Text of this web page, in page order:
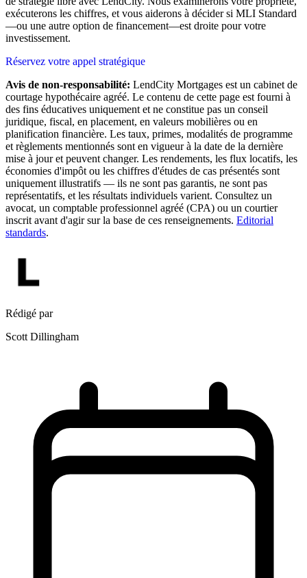
exécuterons les chiffres, et vous aiderons à décider si MLI Standard
—ou une autre option de financement—est droite pour votre
investissement.
Réservez votre appel stratégique
Avis de non-responsabilité: LendCity Mortgages est un cabinet de
courtage hypothécaire agréé. Le contenu de cette page est fourni à
des fins éducatives uniquement et ne constitue pas un conseil
juridique, fiscal, en placement, en valeurs mobilières ou en
planification financière. Les taux, primes, modalités de programme
et règlements mentionnés sont en vigueur à la date de la dernière
mise à jour et peuvent changer. Les rendements, les flux locatifs, les
économies d'impôt ou les chiffres d'études de cas présentés sont
uniquement illustratifs — ils ne sont pas garantis, ne sont pas
représentatifs, et les résultats individuels varient. Consultez un
avocat, un comptable professionnel agréé (CPA) ou un courtier
inscrit avant d'agir sur la base de ces renseignements. Editorial
standards.
Rédigé par
Scott Dillingham